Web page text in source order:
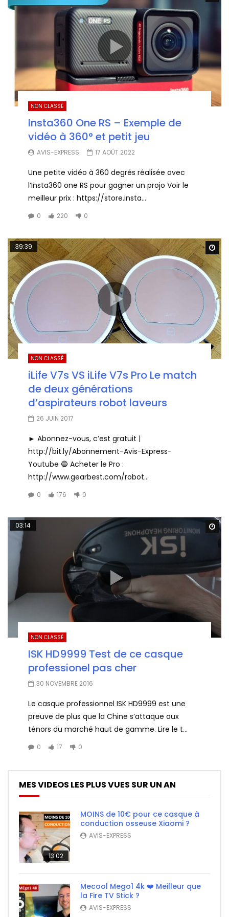
NON CLASSÉ
Insta360 One RS – Exemple de
vidéo à 360° et petit jeu
AVIS-EXPRESS 17 AOÛT 2022
Une petite vidéo à 360 degrés réalisée avec
l’Insta360 one RS pour gagner un projo Voir le
meilleur prix : https://store.insta...
0 220 0
39:39
NON CLASSÉ
iLife V7s VS iLife V7s Pro Le match
de deux générations
d’aspirateurs robot laveurs
26 JUIN 2017
► Abonnez-vous, c’est gratuit |
http://bit.ly/Abonnement-Avis-Express-
Youtube 🔵 Acheter le Pro :
http://www.gearbest.com/robot...
0 176 0
03:14
NON CLASSÉ
ISK HD9999 Test de ce casque
professionel pas cher
30 NOVEMBRE 2016
Le casque professionnel ISK HD9999 est une
preuve de plus que la Chine s’attaque aux
ténors du marché haut de gamme. Lire le t...
0 17 0
MES VIDEOS LES PLUS VUES SUR UN AN
13:02
MOINS de 10€ pour ce casque à
conduction osseuse Xiaomi ?
AVIS-EXPRESS
Mecool Mego1 4k ❤️ Meilleur que
la Fire TV Stick ?
AVIS-EXPRESS